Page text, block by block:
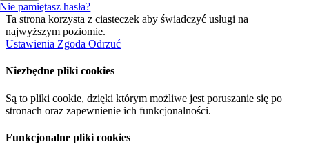
Nie pamiętasz hasła?
Ta strona korzysta z ciasteczek aby świadczyć usługi na
najwyższym poziomie.
Ustawienia Zgoda Odrzuć
Niezbędne pliki cookies
Są to pliki cookie, dzięki którym możliwe jest poruszanie się po
stronach oraz zapewnienie ich funkcjonalności.
Funkcjonalne pliki cookies